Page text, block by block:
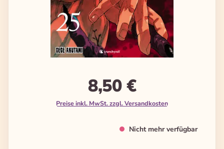
8,50 €
Preise inkl. MwSt. zzgl. Versandkosten
Nicht mehr verfügbar